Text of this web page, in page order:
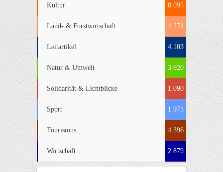
Kultur 8.095
Land- & Forstwirtschaft 4.274
Leitartikel 4.103
Natur & Umwelt 3.920
Solidarität & Lichtblicke 1.090
Sport 1.973
Tourismus 4.396
Wirtschaft 2.879